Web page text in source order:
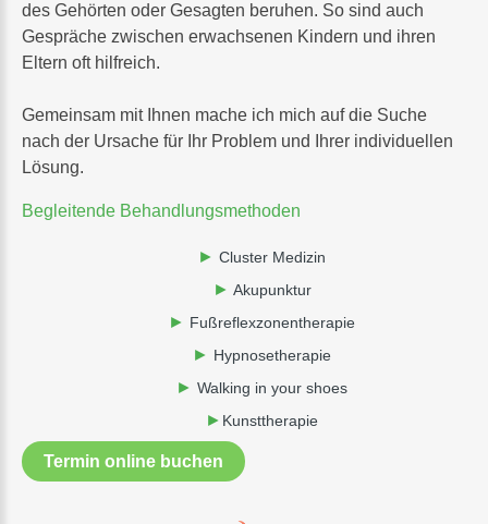
des Gehörten oder Gesagten beruhen. So sind auch
Gespräche zwischen erwachsenen Kindern und ihren
Eltern oft hilfreich.
Gemeinsam mit Ihnen mache ich mich auf die Suche
nach der Ursache für Ihr Problem und Ihrer individuellen
Lösung.
Begleitende Behandlungsmethoden
Cluster Medizin
Akupunktur
Fußreflexzonentherapie
Hypnosetherapie
Walking in your shoes
Kunsttherapie
Termin online buchen